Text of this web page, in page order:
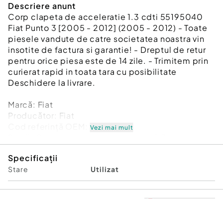
Descriere anunt
Corp clapeta de acceleratie 1.3 cdti 55195040
Fiat Punto 3 [2005 - 2012] (2005 - 2012) - Toate
piesele vandute de catre societatea noastra vin
insotite de factura si garantie! - Dreptul de retur
pentru orice piesa este de 14 zile. - Trimitem prin
curierat rapid in toata tara cu posibilitate
Deschidere la livrare.
Marcă: Fiat
Producător: Fiat
Cod referinţă OEM: 47725822
Garanție
Vezi mai mult
Specificații
Stare Utilizat